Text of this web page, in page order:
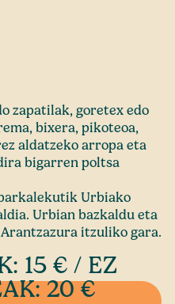
zapatilak, goretex edo
bixera, pikoteoa,
aldatzeko arropa eta
bigarren poltsa
Urbiako
Urbian bazkaldu eta
itzuliko gara.
15 € / EZ
20 €